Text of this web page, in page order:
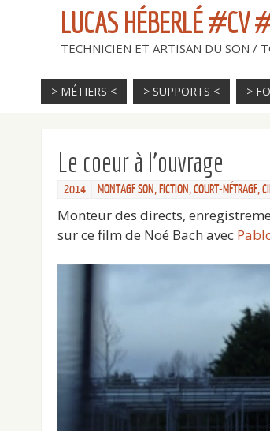
LUCAS HÉBERLÉ #CV
TECHNICIEN ET ARTISAN DU SON /
> MÉTIERS < > SUPPORTS < >
Le coeur à l’ouvrage
2014 MONTAGE SON, FICTION,COURT-MÉTRAGE,
Monteur des directs,
sur ce film de Noé Bach avec